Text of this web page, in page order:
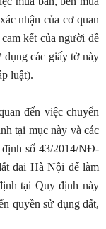
nhận của cơ quan
kết của người đề
các giấy tờ này
luật).
đến việc chuyển
tại mục này và các
số 43/2014/NĐ-
đai Hà Nội để làm
tại Quy định này
quyền sử dụng đất,